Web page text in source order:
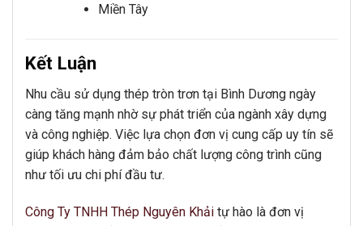
Miền Tây
Kết Luận
Nhu cầu sử dụng thép tròn trơn tại Bình Dương ngày
càng tăng mạnh nhờ sự phát triển của ngành xây dựng
và công nghiệp. Việc lựa chọn đơn vị cung cấp uy tín sẽ
giúp khách hàng đảm bảo chất lượng công trình cũng
như tối ưu chi phí đầu tư.
Công Ty TNHH Thép Nguyên Khải tự hào là đơn vị